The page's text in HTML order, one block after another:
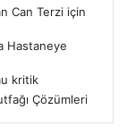
Can Terzi için
Hastaneye
kritik
Çözümleri